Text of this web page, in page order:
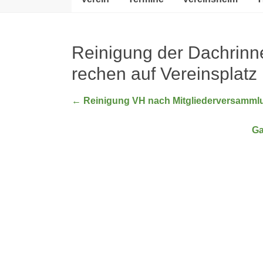
Reinigung der
rechen auf Vereinsplatz
← Reinigung VH nach